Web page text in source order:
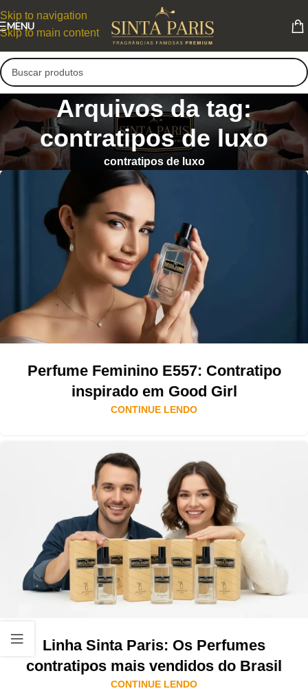
Skip to navigation
Skip to main content
MENU
Arquivos da tag:
contratipos de luxo
contratipos de luxo
Perfume Feminino E557: Contratipo
inspirado em Good Girl
CONTINUE LENDO
Linha Sinta Paris: Os Perfumes
contratipos mais vendidos do Brasil
CONTINUE LENDO